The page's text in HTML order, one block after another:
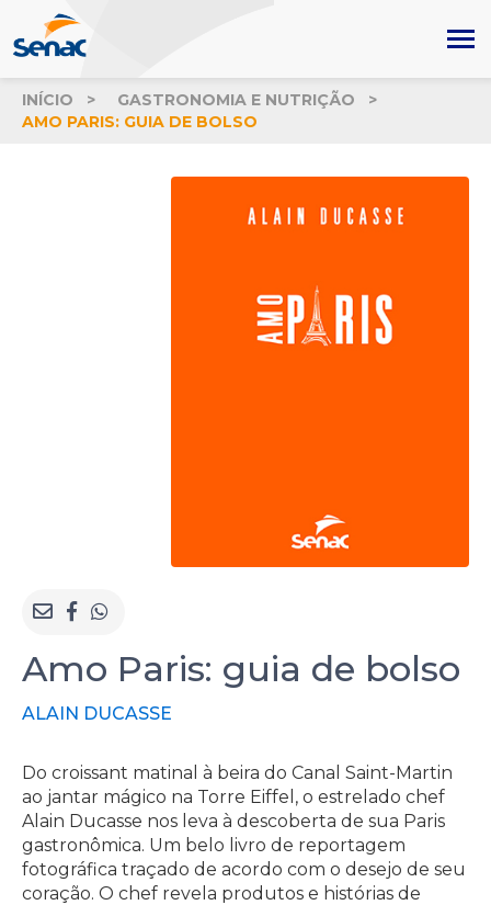
INÍCIO
GASTRONOMIA E NUTRIÇÃO
AMO PARIS: GUIA DE BOLSO
Amo Paris: guia de bolso
ALAIN DUCASSE
Do croissant matinal à beira do Canal Saint-Martin
ao jantar mágico na Torre Eiffel, o estrelado chef
Alain Ducasse nos leva à descoberta de sua Paris
gastronômica. Um belo livro de reportagem
fotográfica traçado de acordo com o desejo de seu
coração. O chef revela produtos e histórias de